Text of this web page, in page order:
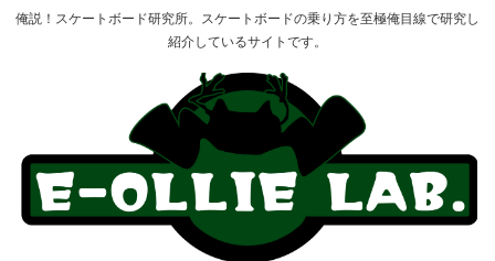
俺説！スケートボード研究所。スケートボードの乗り方を至極俺目線で研究し
紹介しているサイトです。